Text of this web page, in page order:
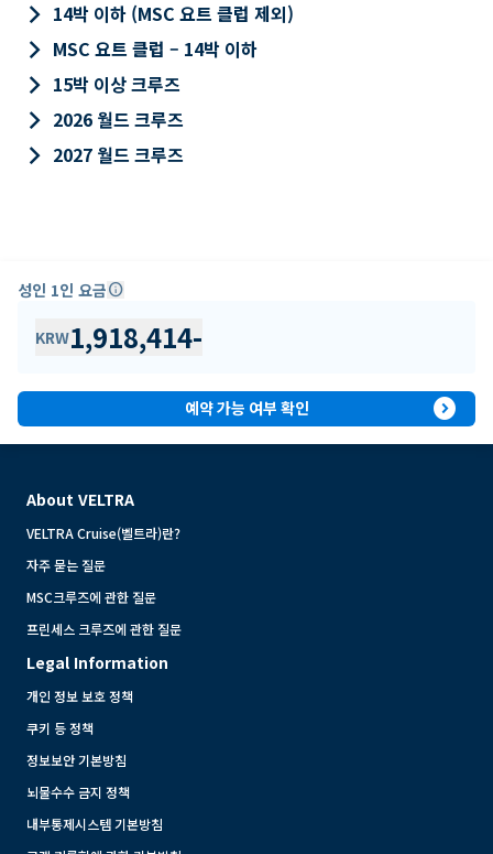
keyboard_arrow_right 14박 이하 (MSC 요트 클럽 제외)
keyboard_arrow_right MSC 요트 클럽 – 14박 이하
keyboard_arrow_right 15박 이상 크루즈
keyboard_arrow_right 2026 월드 크루즈
keyboard_arrow_right 2027 월드 크루즈
성인 1인 요금info
KRW1,918,414-
예약 가능 여부 확인 expand_circle_right
About VELTRA
VELTRA Cruise(벨트라)란?
자주 묻는 질문
MSC크루즈에 관한 질문
프린세스 크루즈에 관한 질문
Legal Information
개인 정보 보호 정책
쿠키 등 정책
정보보안 기본방침
뇌물수수 금지 정책
내부통제시스템 기본방침